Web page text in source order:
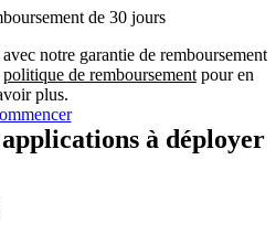
de 30 jours
notre garantie de remboursement
politique de remboursement pour en
plus.
à déployer